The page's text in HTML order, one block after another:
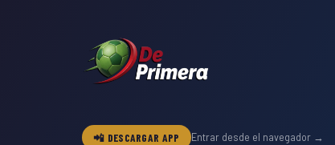
📲 DESCARGAR APP Entrar desde el navegador →